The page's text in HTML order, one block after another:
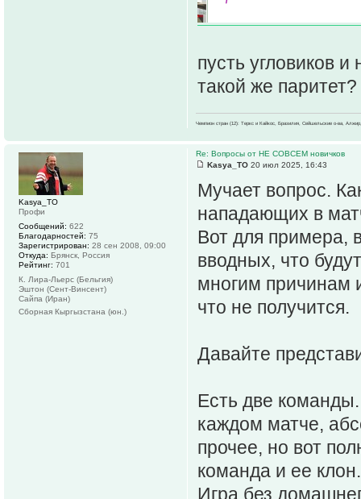
пусть угловиков
такой же паритет?
Чемпион стран (12): Теркс и Кайкос, Бразилия, Сейшельские о-ва,
Re: Вопросы от НЕ СОВСЕМ новичков
Kasya_TO 20 июл 2025, 16:43
Мучает вопрос.
нападающих в
Вот для примера,
вводных, что
многим причинам
что не получится.
Давайте
Есть две
каждом матче,
прочее, но вот
команда и ее клон.
Игра без
Kasya_TO
Профи
Сообщений: 622
Благодарностей: 75
Зарегистрирован: 28 сен 2008, 09:00
Откуда: Брянск, Россия
Рейтинг: 701
К. Лира-Льерс (Бельгия)
Эштон (Сент-Винсент)
Сайпа (Иран)
Сборная Кыргызстана (юн.)